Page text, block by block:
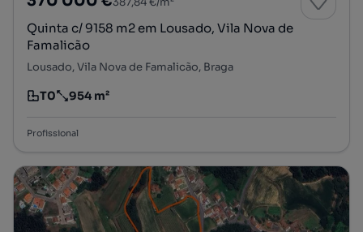
Quinta c/ 9158 m2 em Lousado, Vila Nova de
Famalicão
Lousado, Vila Nova de Famalicão, Braga
Tipologia
T0
Preço por metro quadrado
954 m²
Profissional